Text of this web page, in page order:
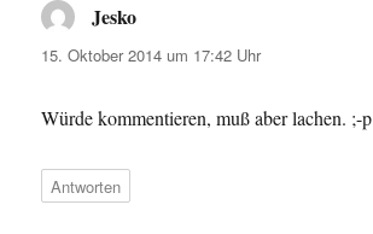
Jesko
15. Oktober 2014 um 17:42 Uhr
Würde kommentieren, muß aber lachen. ;-p
Antworten